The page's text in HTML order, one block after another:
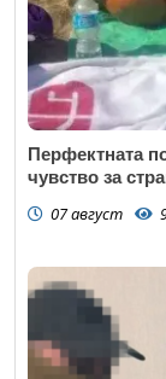
Перфектната
чувство за
07 август